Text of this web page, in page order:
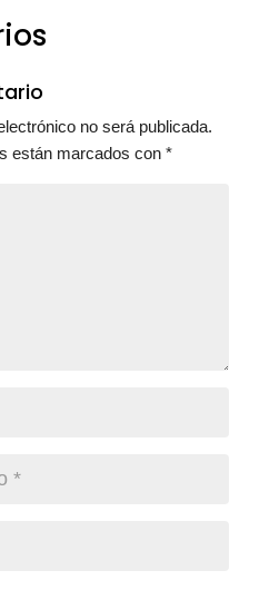
no será publicada.
están marcados con *